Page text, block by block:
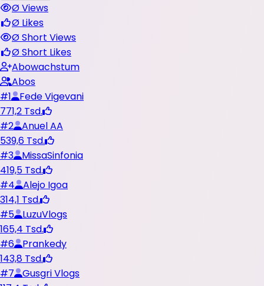
Ø Views
Ø Likes
Ø Short Views
Ø Short Likes
Abowachstum
Abos
#1
Fede Vigevani
771,2 Tsd.
#2
Anuel AA
539,6 Tsd.
#3
MissaSinfonia
419,5 Tsd.
#4
Alejo Igoa
314,1 Tsd.
#5
LuzuVlogs
165,4 Tsd.
#6
Prankedy
143,8 Tsd.
#7
Gusgri Vlogs